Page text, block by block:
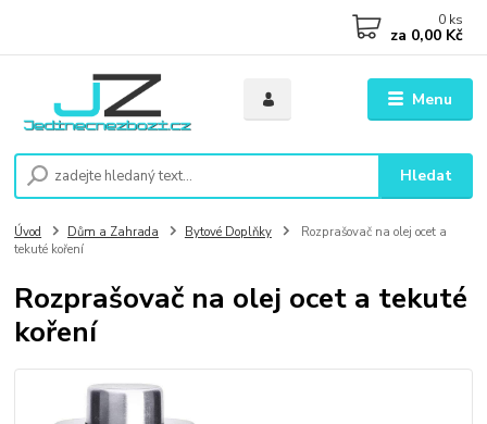
Menu
Hledat
0 ks
za 0,00 Kč
Úvod Dům a Zahrada Bytové Doplňky
Rozprašovač na olej ocet a
tekuté koření
Rozprašovač na olej ocet a tekuté
koření